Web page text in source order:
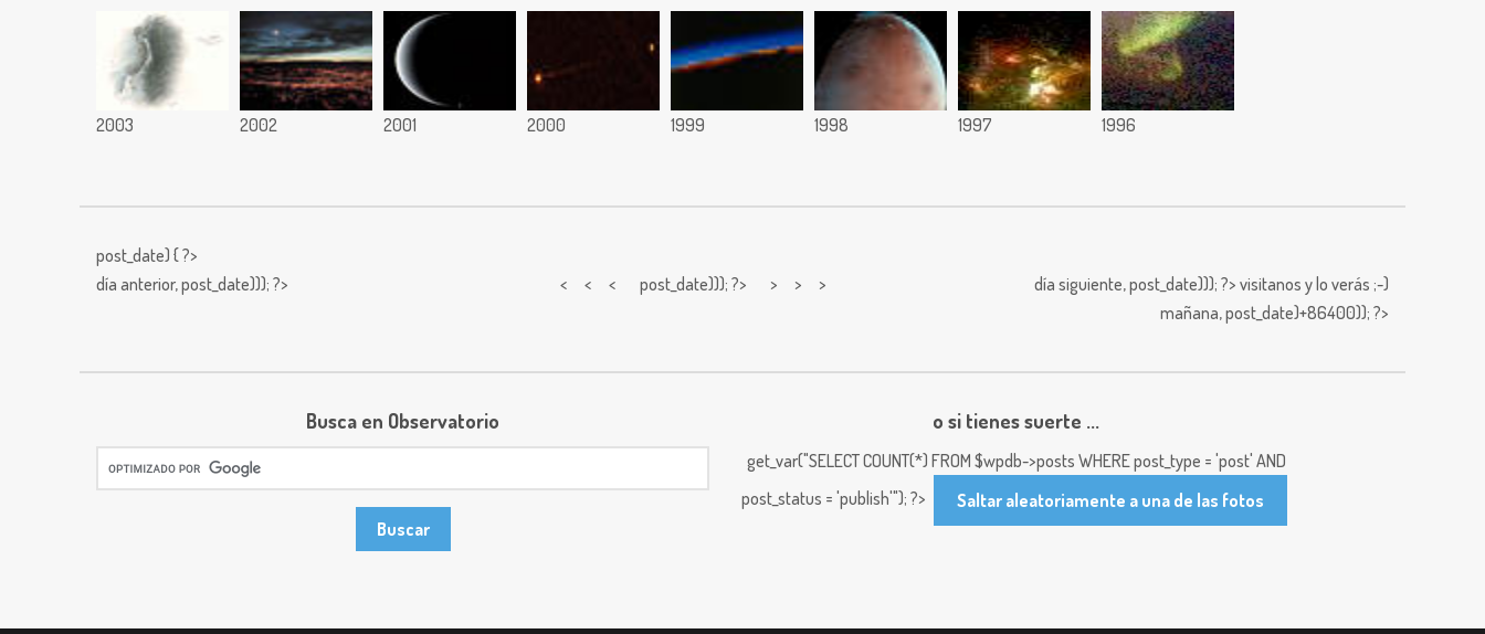
2003 2002 2001 2000 1999 1998 1997 1996
post_date) { ?>
día anterior,post_date))); ?> < < < post_date))); ?> > > > día siguiente,post_date))); ?> visitanos y lo verás ;-)
mañana,post_date)+86400)); ?>
Busca en Observatorio o si tienes suerte ...
get_var("SELECT COUNT(*) FROM $wpdb->posts WHERE post_type = 'post' AND
post_status = 'publish'"); ?>
Saltar aleatoriamente a una de las fotos